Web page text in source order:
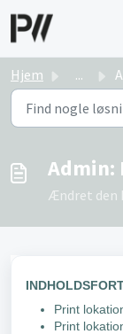
Hjem ...
Admin:
Ændret den
Print
Print